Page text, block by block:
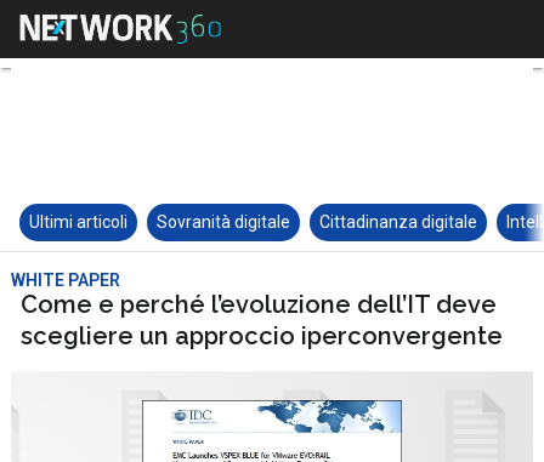
Ultimi articoli Sovranità digitale Cittadinanza digitale
WHITE PAPER
Come e perché l’evoluzione dell’IT deve
scegliere un approccio iperconvergente